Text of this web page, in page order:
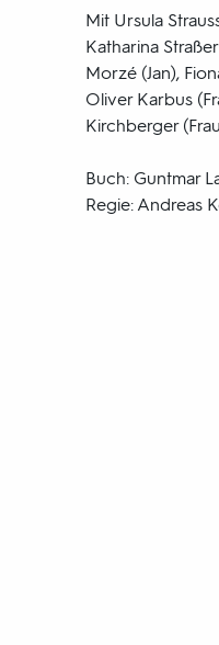
Mit Ursula
Katharina
Morzé (Jan),
Oliver Karbus
Kirchberger
Buch: Guntmar
Regie: Andreas